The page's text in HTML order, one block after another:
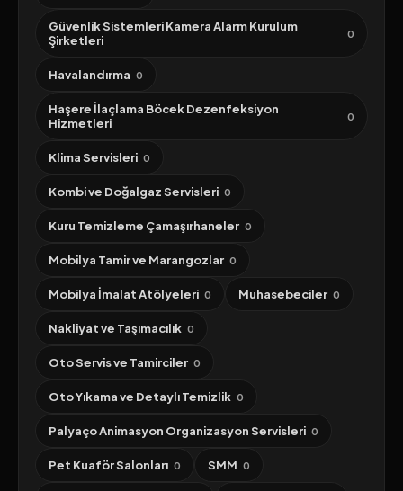
Güvenlik Sistemleri Kamera Alarm Kurulum
Şirketleri
0
Havalandırma 0
Haşere İlaçlama Böcek Dezenfeksiyon
Hizmetleri
0
Klima Servisleri 0
Kombi ve Doğalgaz Servisleri 0
Kuru Temizleme Çamaşırhaneler 0
Mobilya Tamir ve Marangozlar 0
Mobilya İmalat Atölyeleri 0 Muhasebeciler 0
Nakliyat ve Taşımacılık 0
Oto Servis ve Tamirciler 0
Oto Yıkama ve Detaylı Temizlik 0
Palyaço Animasyon Organizasyon Servisleri 0
Pet Kuaför Salonları 0 SMM 0